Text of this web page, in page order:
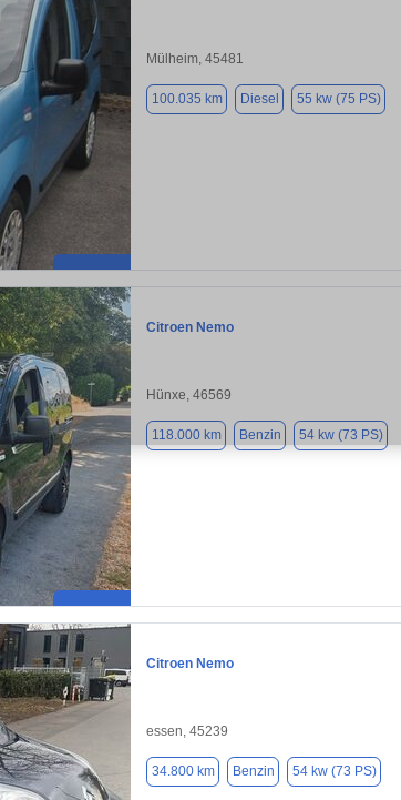
Mülheim, 45481
100.035 km Diesel 55 kw (75 PS)
Citroen Nemo
Hünxe, 46569
118.000 km Benzin 54 kw (73 PS)
Citroen Nemo
essen, 45239
34.800 km Benzin 54 kw (73 PS)